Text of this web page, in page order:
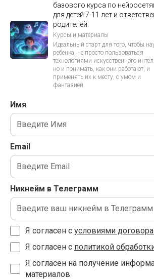
базового курса по
для детей 7-11 лет и
родителей.
Курсы и материалы
Идеальный старт для того, чтобы
ребенка, не просто пользоваться
технологиями искусственного
но и понимать, как они работают, и
применять их к месту, с умом и
фантазией.
Имя
Email
Никнейм в Телеграмм
Я согласен с условиями
Я согласен с политикой
Я согласен на получение
материалов